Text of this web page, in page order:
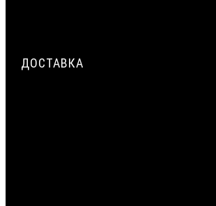
ДОСТАВКА